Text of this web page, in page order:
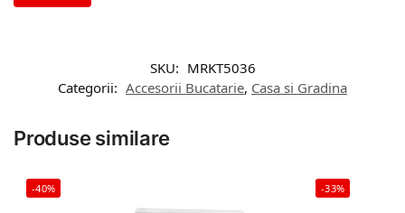
SKU: MRKT5036
Categorii: Accesorii Bucatarie, Casa si Gradina
Produse similare
-40% -33%